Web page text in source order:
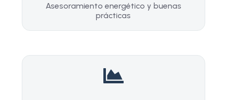
Asesoramiento energético y buenas
prácticas
